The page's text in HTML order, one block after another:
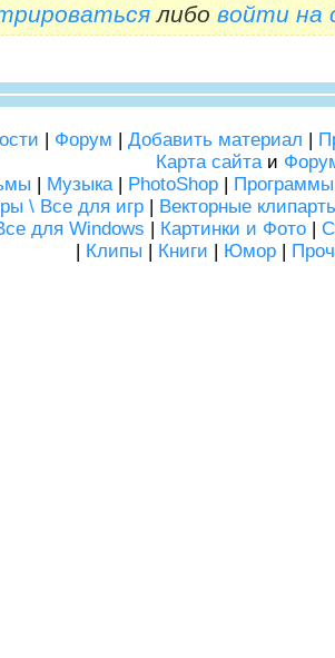
либо войти на
| Форум | Добавить материал |
Карта сайтаи
| Музыка| PhotoShop | Программы
\ Все для игр | Векторные
для Windows | Картинки и Фото|
| Клипы | Книги | Юмор |